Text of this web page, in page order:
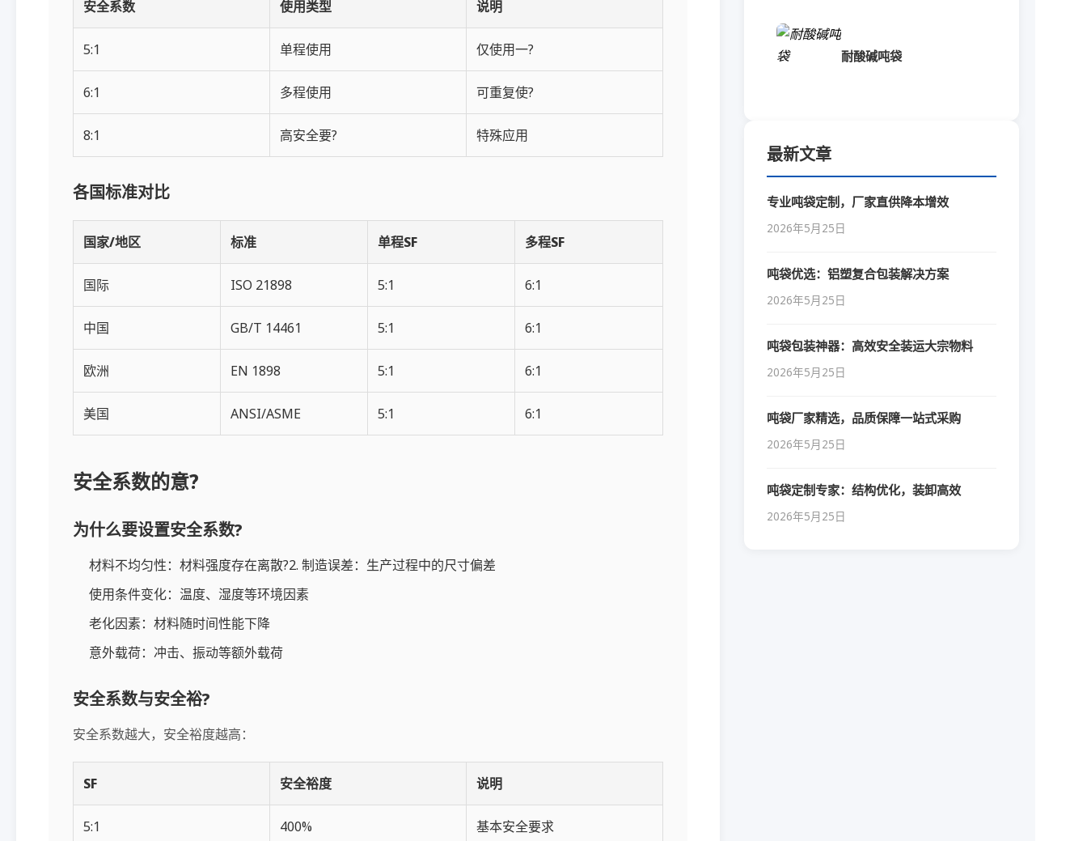
安全系数 使用类型 说明
5:1 单程使用 仅使用一?
6:1 多程使用 可重复使?
8:1 高安全要? 特殊应用
各国标准对比
国家/地区 标准 单程SF 多程SF
国际 ISO 21898 5:1 6:1
中国 GB/T 14461 5:1 6:1
欧洲 EN 1898 5:1 6:1
美国 ANSI/ASME 5:1 6:1
安全系数的意?
为什么要设置安全系数?
材料不均匀性：材料强度存在离散?2. 制造误差：生产过程中的尺寸偏差
使用条件变化：温度、湿度等环境因素
老化因素：材料随时间性能下降
意外载荷：冲击、振动等额外载荷
安全系数与安全裕?
安全系数越大，安全裕度越高：
SF 安全裕度 说明
5:1 400% 基本安全要求
耐酸碱吨袋
最新文章
专业吨袋定制，厂家直供降本增效
2026年5月25日
吨袋优选：铝塑复合包装解决方案
2026年5月25日
吨袋包装神器：高效安全装运大宗物料
2026年5月25日
吨袋厂家精选，品质保障一站式采购
2026年5月25日
吨袋定制专家：结构优化，装卸高效
2026年5月25日